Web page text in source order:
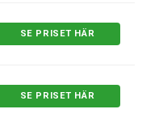
SE PRISET HÄR
SE PRISET HÄR